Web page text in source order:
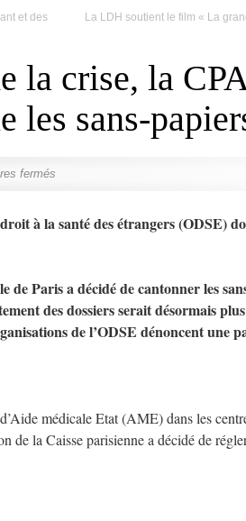
et des
La LDH soutient le film « La
la crise, la
les sans-
fermés
à la santé des étrangers (ODSE)
de Paris a décidé de cantonner les
des dossiers serait désormais
de l’ODSE dénoncent une
médicale Etat (AME) dans les
de la Caisse parisienne a décidé de